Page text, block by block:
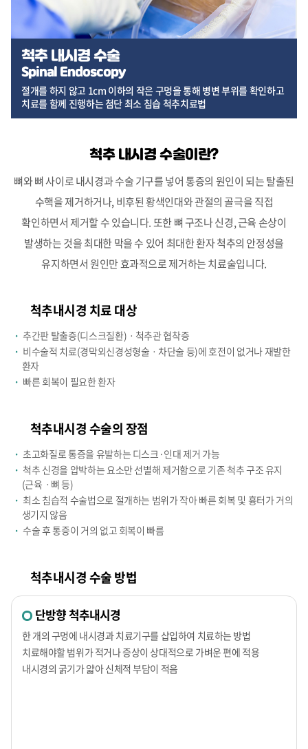
척추 내시경 수술
Spinal Endoscopy
절개를 하지 않고 1cm 이하의 작은 구멍을 통해 병변 부위를 확인하고
치료를 함께 진행하는 첨단 최소 침습 척추치료법
척추 내시경 수술이란?
뼈와 뼈 사이로 내시경과 수술 기구를 넣어통증의 원인이 되는 탈출된
수핵을 제거하거나, 비후된 황색인대와 관절의 골극을 직접
확인하면서 제거할 수 있습니다. 또한 뼈 구조나 신경, 근육 손상이
발생하는 것을 최대한 막을 수 있어 최대한환자 척추의 안정성을
유지하면서 원인만 효과적으로 제거하는 치료술입니다.
척추내시경 치료 대상
· 추간판 탈출증(디스크질환)ㆍ척추관 협착증
· 비수술적 치료(경막외신경성형술ㆍ차단술 등)에 호전이 없거나 재발한
환자
· 빠른 회복이 필요한 환자
척추내시경 수술의 장점
· 초고화질로 통증을 유발하는 디스크·인대 제거 가능
· 척추 신경을 압박하는 요소만 선별해 제거함으로 기존 척추 구조 유지
(근육ㆍ뼈 등)
· 최소 침습적 수술법으로 절개하는 범위가 작아 빠른 회복 및 흉터가 거의
생기지 않음
· 수술 후 통증이 거의 없고 회복이 빠름
척추내시경 수술 방법
단방향 척추내시경
한 개의 구멍에 내시경과 치료기구를 삽입하여 치료하는 방법
치료해야할 범위가 적거나 증상이 상대적으로 가벼운 편에 적용
내시경의 굵기가 얇아 신체적 부담이 적음